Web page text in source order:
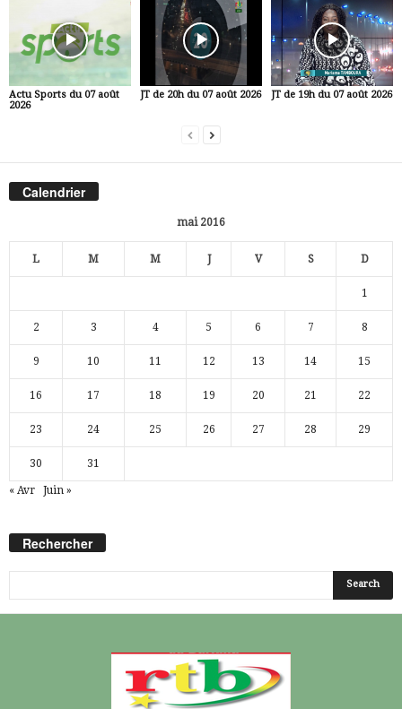
Actu Sports du 07 août
2026
JT de 20h du 07 août 2026 JT de 19h du 07 août 2026
Calendrier
mai 2016
L M M J V S D
1
2 3 4 5 6 7 8
9 10 11 12 13 14 15
16 17 18 19 20 21 22
23 24 25 26 27 28 29
30 31
« Avr Juin »
Rechercher